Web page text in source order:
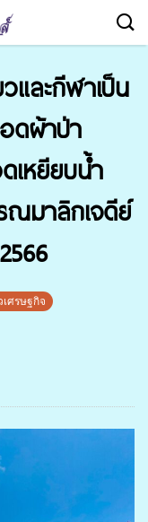
และกีฬาเป็น
ดผ้าป่า
เหยียบน้ำ
ณมาลิกเจดีย์
ศรษฐกิจ